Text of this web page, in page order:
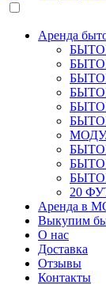
Аренда
20
Аренда в
Выкупим
О нас
Доставка
Отзывы
Контакты